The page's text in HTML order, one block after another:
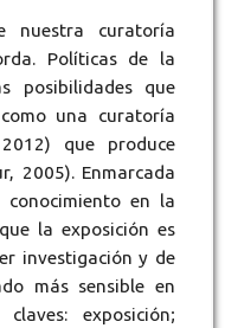
nuestra curatoría
Políticas de la
posibilidades que
una curatoría
que produce
2005). Enmarcada
en la
la exposición es
investigación y de
más sensible en
exposición;